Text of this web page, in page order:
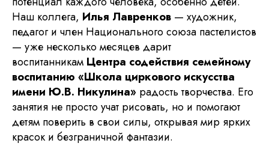
Наш коллега, Илья Лавренков — художник,
педагог и член Национального союза пастелистов
— уже несколько месяцев дарит
воспитанникам Центра содействия семейному
воспитанию «Школа циркового искусства
имени Ю.В. Никулина» радость творчества. Его
занятия не просто учат рисовать, но и помогают
детям поверить в свои силы, открывая мир ярких
красок и безграничной фантазии.